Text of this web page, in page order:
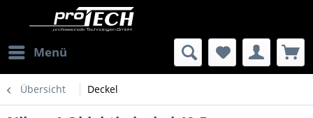
Menü
Übersicht Deckel